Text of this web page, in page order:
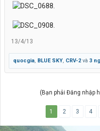
13/4/13
quocgia, BLUE SKY, CRV-2 và 3
(Bạn phải Đăng nhập
1 2 3 4